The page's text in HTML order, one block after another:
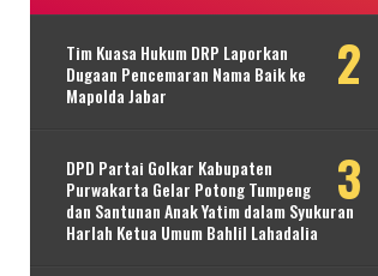
Tim Kuasa Hukum DRP Laporkan
Dugaan Pencemaran Nama Baik ke
Mapolda Jabar
DPD Partai Golkar Kabupaten
Purwakarta Gelar Potong Tumpeng
dan Santunan Anak Yatim dalam Syukuran
Harlah Ketua Umum Bahlil Lahadalia